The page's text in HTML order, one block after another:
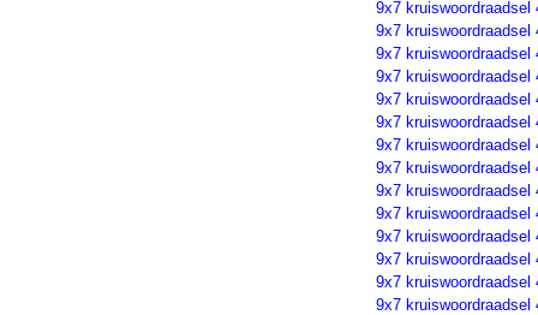
9x7 kruiswoordraadsel
9x7 kruiswoordraadsel
9x7 kruiswoordraadsel
9x7 kruiswoordraadsel
9x7 kruiswoordraadsel
9x7 kruiswoordraadsel
9x7 kruiswoordraadsel
9x7 kruiswoordraadsel
9x7 kruiswoordraadsel
9x7 kruiswoordraadsel
9x7 kruiswoordraadsel
9x7 kruiswoordraadsel
9x7 kruiswoordraadsel
9x7 kruiswoordraadsel